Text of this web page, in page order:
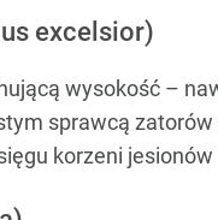
excelsior)
wysokość –
sprawcą
korzeni